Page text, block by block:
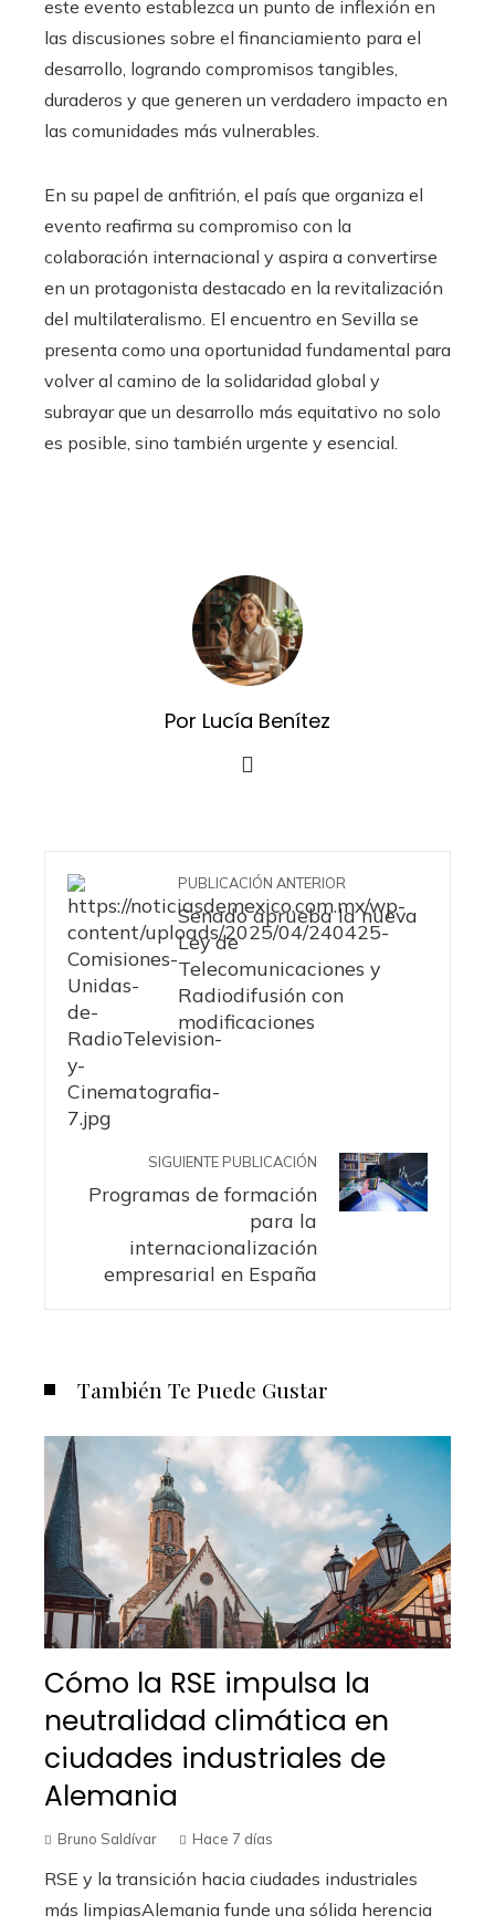
este evento establezca un punto de inflexión en
las discusiones sobre el financiamiento para el
desarrollo, logrando compromisos tangibles,
duraderos y que generen un verdadero impacto en
las comunidades más vulnerables.
En su papel de anfitrión, el país que organiza el
evento reafirma su compromiso con la
colaboración internacional y aspira a convertirse
en un protagonista destacado en la revitalización
del multilateralismo. El encuentro en Sevilla se
presenta como una oportunidad fundamental para
volver al camino de la solidaridad global y
subrayar que un desarrollo más equitativo no solo
es posible, sino también urgente y esencial.
Por Lucía Benítez
PUBLICACIÓN ANTERIOR
Senado aprueba la nueva
Ley de
Telecomunicaciones y
Radiodifusión con
modificaciones
SIGUIENTE PUBLICACIÓN
Programas de formación
para la
internacionalización
empresarial en España
También Te Puede Gustar
Cómo la RSE impulsa la
neutralidad climática en
ciudades industriales de
Alemania
Bruno Saldívar Hace 7 días
RSE y la transición hacia ciudades industriales
más limpiasAlemania funde una sólida herencia